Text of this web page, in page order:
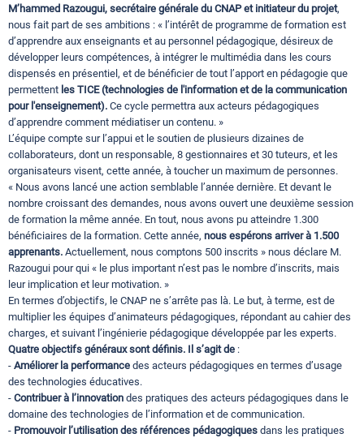
M’hammed Razougui, secrétaire générale du CNAPet initiateur du projet,
nous fait part de ses ambitions : « l’intérêt de programme de formation est
d’apprendre aux enseignants et au personnel pédagogique, désireux de
développer leurs compétences, à intégrer le multimédia dans les cours
dispensés en présentiel, et de bénéficier de tout l’apport en pédagogie que
permettent les TICE (technologies de l'information et de la communication
pour l'enseignement). Ce cycle permettra aux acteurs pédagogiques
d’apprendre comment médiatiser un contenu. »
L’équipe compte sur l’appui et le soutien de plusieurs dizaines de
collaborateurs, dont un responsable, 8 gestionnaires et 30 tuteurs, et les
organisateurs visent, cette année, à toucher un maximum de personnes.
« Nous avons lancé une action semblable l’année dernière. Et devant le
nombre croissant des demandes, nous avons ouvert une deuxième session
de formation la même année. En tout, nous avons pu atteindre 1.300
bénéficiaires de la formation. Cette année, nous espérons arriver à 1.500
apprenants. Actuellement, nous comptons 500 inscrits » nous déclare M.
Razougui pour qui « le plus important n’est pas le nombre d’inscrits, mais
leur implication et leur motivation. »
En termes d’objectifs, le CNAP ne s’arrête pas là. Le but, à terme, est de
multiplier les équipes d’animateurs pédagogiques, répondant au cahier des
charges, et suivant l’ingénierie pédagogique développée par les experts.
Quatre objectifs généraux sont définis. Il s’agit de :
- Améliorer la performance des acteurs pédagogiques en termes d’usage
des technologies éducatives.
- Contribuer à l’innovation des pratiques des acteurs pédagogiques dans le
domaine des technologies de l’information et de communication.
- Promouvoir l’utilisation des références pédagogiques dans les pratiques